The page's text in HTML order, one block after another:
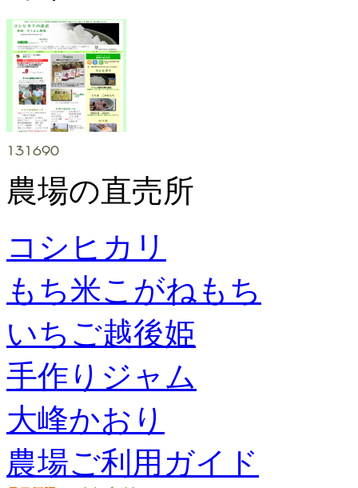
農場の直売所
コシヒカリ
もち米こがねもち
いちご越後姫
手作りジャム
大峰かおり
農場ご利用ガイド